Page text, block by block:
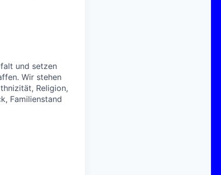
und setzen
Wir stehen
Religion,
Familienstand